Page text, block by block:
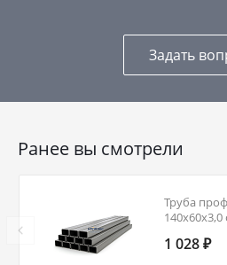
Задать
Ранее вы смотрели
Труба
1 028 ₽